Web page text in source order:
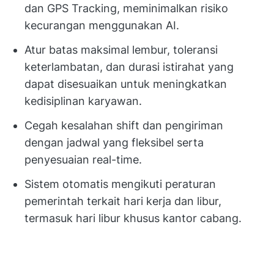
dan GPS Tracking, meminimalkan risiko
kecurangan menggunakan AI.
Atur batas maksimal lembur, toleransi
keterlambatan, dan durasi istirahat yang
dapat disesuaikan untuk meningkatkan
kedisiplinan karyawan.
Cegah kesalahan shift dan pengiriman
dengan jadwal yang fleksibel serta
penyesuaian real-time.
Sistem otomatis mengikuti peraturan
pemerintah terkait hari kerja dan libur,
termasuk hari libur khusus kantor cabang.